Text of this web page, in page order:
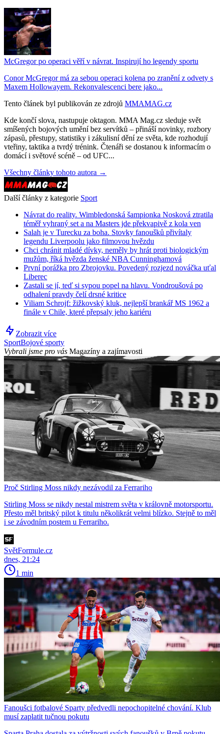
McGregor po operaci věří v návrat. Inspirují ho legendy sportu
Conor McGregor má za sebou operaci kolena po zranění z odvety s
Maxem Hollowayem. Rekonvalescenci bere jako...
Tento článek byl publikován ze zdrojů MMAMAG.cz
Kde končí slova, nastupuje oktagon. MMA Mag.cz sleduje svět
smíšených bojových umění bez servítků – přináší novinky, rozbory
zápasů, přestupy, statistiky i zákulisní dění ze světa, kde rozhodují
vteřiny, taktika a tvrdý trénink. Čtenáři se dostanou k informacím o
domácí i světové scéně – od UFC...
Všechny články tohoto autora →
Další články z kategorie Sport
Návrat do reality. Wimbledonská šampionka Nosková ztratila
téměř vyhraný set a na Masters jde překvapivě z kola ven
Salah je v Turecku za boha. Stovky fanoušků přivítaly
legendu Liverpoolu jako filmovou hvězdu
Chci chránit mladé dívky, neměly by hrát proti biologickým
mužům, říká hvězda ženské NBA Cunninghamová
První porážka pro Zbrojovku. Povedený rozjezd nováčka uťal
Liberec
Zastali se jí, teď si sypou popel na hlavu. Vondroušová po
odhalení pravdy čelí drsné kritice
Viliam Schrojf: žižkovský kluk, nejlepší brankář MS 1962 a
finále v Chile, které přepsaly jeho kariéru
Zobrazit více
SportBojové sporty
Vybrali jsme pro vás Magazíny a zajímavosti
Proč Stirling Moss nikdy nezávodil za Ferrariho
Stirling Moss se nikdy nestal mistrem světa v královně motorsportu.
Přesto měl britský pilot k titulu několikrát velmi blízko. Stejně to měl
i se závodním postem u Ferrariho.
SvětFormule.cz
dnes, 21:24
1 min
Fanoušci fotbalové Sparty předvedli nepochopitelné chování. Klub
musí zaplatit tučnou pokutu